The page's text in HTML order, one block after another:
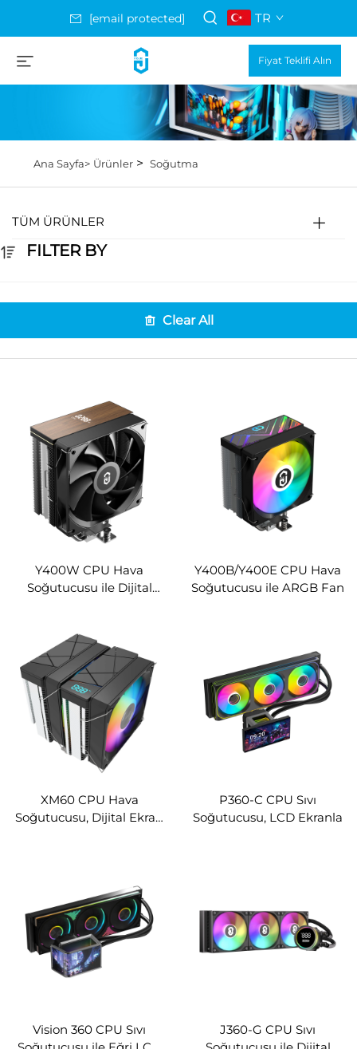
[email protected] TR
Fiyat Teklifi Alın
Ana Sayfa> Ürünler> Soğutma
TÜM ÜRÜNLER
FILTER BY
Clear All
Y400W CPU Hava
Soğutucusu ile Dijital
Y400B/Y400E CPU Hava
Soğutucusu ile ARGB Fan
XM60 CPU Hava
Soğutucusu, Dijital Ekran
P360-C CPU Sıvı
Soğutucusu, LCD Ekranla
Vision 360 CPU Sıvı
J360-G CPU Sıvı